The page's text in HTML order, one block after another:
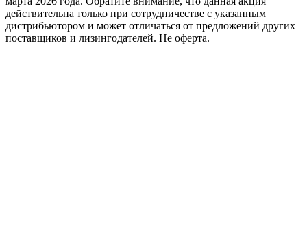
действительна только при сотрудничестве с указанным
дистрибьютором и может отличаться от предложений других
поставщиков и лизингодателей. Не оферта.